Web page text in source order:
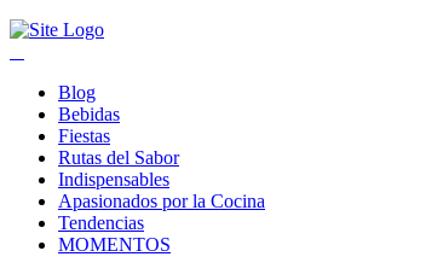
Blog
Bebidas
Fiestas
Rutas del Sabor
Indispensables
Apasionados por la Cocina
Tendencias
MOMENTOS